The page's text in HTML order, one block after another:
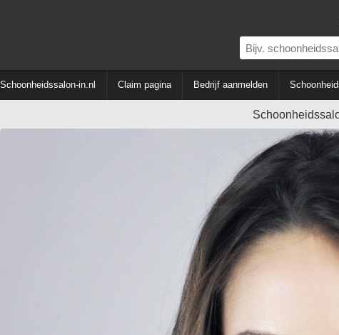
Schoonheidssalon-in.nl Claim pagina Bedrijf aanmelden